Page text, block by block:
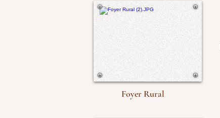
Foyer Rural